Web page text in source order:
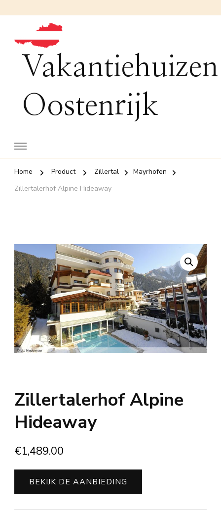
Vakantiehuizen
Oostenrijk
Home Product Zillertal
Mayrhofen
Zillertalerhof Alpine Hideaway
Zillertalerhof Alpine
Hideaway
€1,489.00
BEKIJK DE AANBIEDING